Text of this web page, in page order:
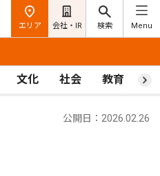
エリア 会社・IR 検索 Menu
文化 社会 教育 ス
公開日：2026.02.26